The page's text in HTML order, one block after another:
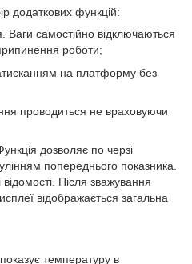
додаткових функцій:
Ваги самостійно відключаються
роботи;
на платформу без
проводиться не враховуючи
дозволяє по черзі
попереднього показника.
Після зважування
відображається загальна
температуру в